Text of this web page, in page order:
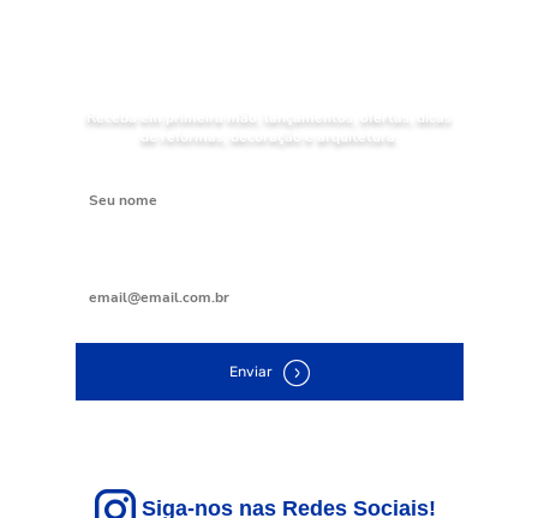
Receba em primeira mão, lançamentos, ofertas, dicas
de reformas, decoração e arquitetura.
Enviar
Siga-nos nas Redes Sociais!